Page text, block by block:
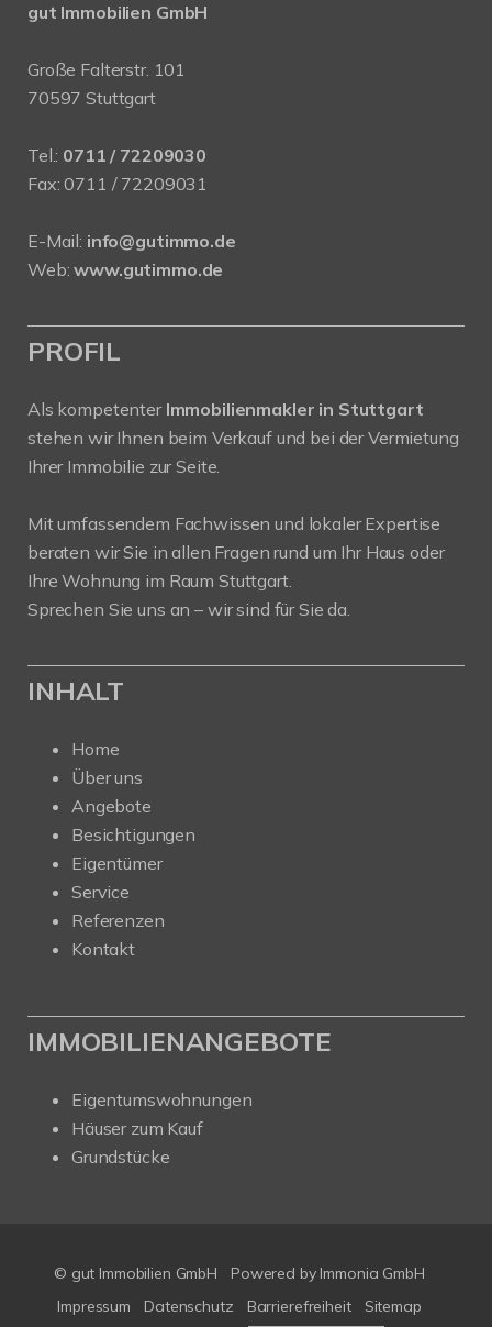
gut Immobilien GmbH
Große Falterstr. 101
70597 Stuttgart
Tel.: 0711 / 72209030
Fax: 0711 / 72209031
E-Mail: info@gutimmo.de
Web:www.gutimmo.de
PROFIL
Als kompetenter Immobilienmakler in Stuttgart
stehen wir Ihnen beim Verkauf und bei der Vermietung
Ihrer Immobilie zur Seite.
Mit umfassendem Fachwissen und lokaler Expertise
beraten wir Sie in allen Fragen rund um Ihr Haus oder
Ihre Wohnung im Raum Stuttgart.
Sprechen Sie uns an – wir sind für Sie da.
INHALT
Home
Über uns
Angebote
Besichtigungen
Eigentümer
Service
Referenzen
Kontakt
IMMOBILIENANGEBOTE
Eigentumswohnungen
Häuser zum Kauf
Grundstücke
© gut Immobilien GmbH Powered by Immonia GmbH
Impressum
Datenschutz Barrierefreiheit
Sitemap